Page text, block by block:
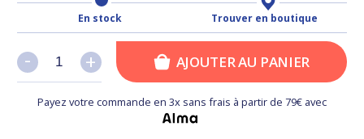
En stock Trouver en boutique
+
- +
- AJOUTER AU PANIER
Payez votre commande en 3x sans frais à partir de 79€ avec